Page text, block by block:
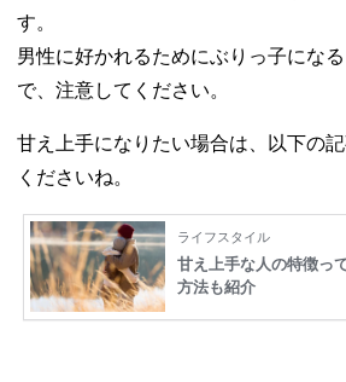
す。
男性に好かれるためにぶりっ子にな
で、注意してください。
甘え上手になりたい場合は、以下の
くださいね。